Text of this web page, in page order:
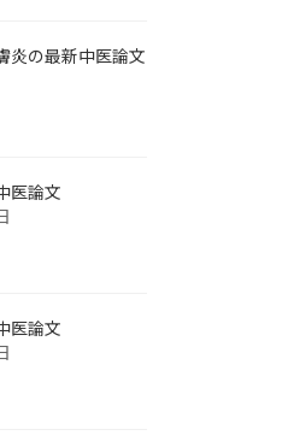
炎の最新中医論文
医論文
医論文